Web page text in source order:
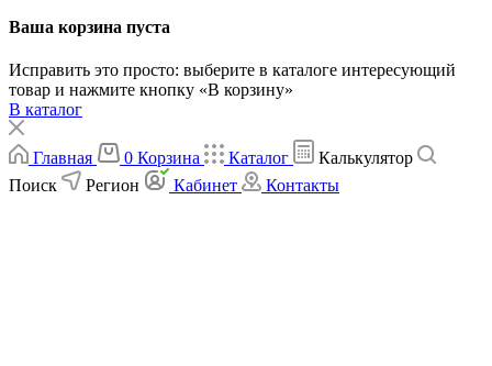
Ваша корзина пуста
Исправить это просто: выберите в каталоге интересующий
товар и нажмите кнопку «В корзину»
В каталог
Главная 0 Корзина Каталог
Калькулятор
Поиск
Регион Кабинет Контакты